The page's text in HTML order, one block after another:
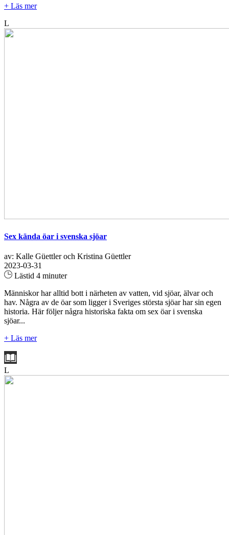
+ Läs mer
L
Sex kända öar i svenska sjöar
av: Kalle Güettler och Kristina Güettler
2023-03-31
Lästid 4 minuter
Människor har alltid bott i närheten av vatten, vid sjöar, älvar och
hav. Några av de öar som ligger i Sveriges största sjöar har sin egen
historia. Här följer några historiska fakta om sex öar i svenska
sjöar...
+ Läs mer
L